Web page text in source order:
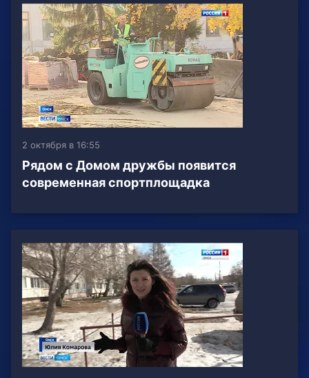
2 октября в 16:55
Рядом с Домом дружбы появится
современная спортплощадка